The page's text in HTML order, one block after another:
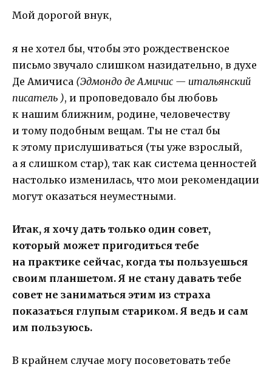
Мой дорогой внук,
я не хотел бы, чтобы это рождественское
письмо звучало слишком назидательно, в духе
Де Амичиса (Эдмондо де Амичис — итальянский
писатель ), и проповедовало бы любовь
к нашим ближним, родине, человечеству
и тому подобным вещам. Ты не стал бы
к этому прислушиваться (ты уже взрослый,
а я слишком стар), так как система ценностей
настолько изменилась, что мои рекомендации
могут оказаться неуместными.
Итак, я хочу дать только один совет,
который может пригодиться тебе
на практике сейчас, когда ты пользуешься
своим планшетом. Я не стану давать тебе
совет не заниматься этим из страха
показаться глупым стариком. Я ведь и сам
им пользуюсь.
В крайнем случае могу посоветовать тебе